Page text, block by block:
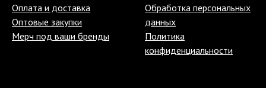
Оплата и доставка
Оптовые закупки
Мерч под ваши бренды
Обработка персональных
данных
Политика
конфиденциальности